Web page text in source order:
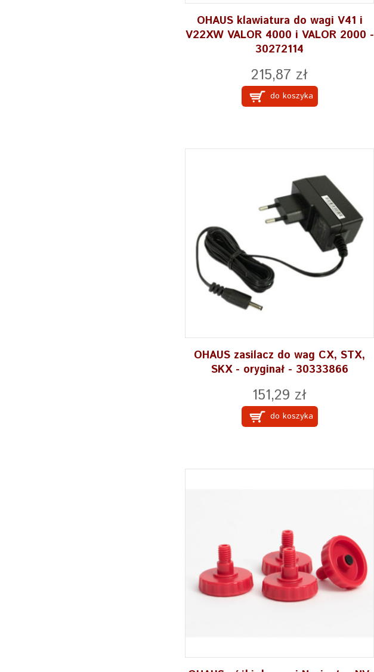
OHAUS klawiatura do wagi V41 i
V22XW VALOR 4000 i VALOR 2000 -
30272114
215,87 zł
do koszyka
OHAUS zasilacz do wag CX, STX,
SKX - oryginał - 30333866
151,29 zł
do koszyka